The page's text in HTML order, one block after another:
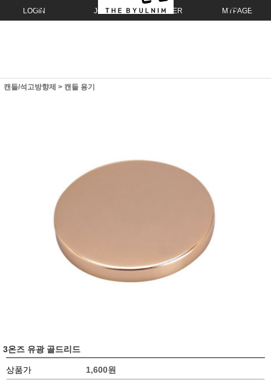
LOGIN JOIN ORDER MYPAGE
캔들/석고방향제 > 캔들 용기
3온즈 유광 골드리드
상품가 1,600원